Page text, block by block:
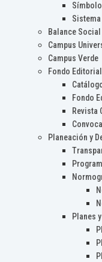
Balance Social
Campus
Campus Verde
Fondo Editorial
Fondo
Revista
Planeación y
Planes